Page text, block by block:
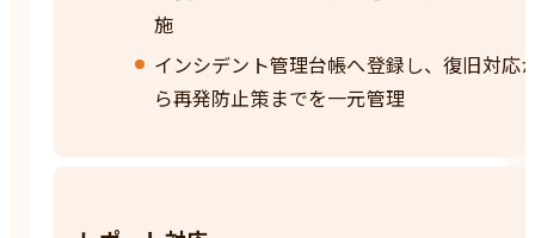
施
インシデント管理台帳へ登録し、復旧対応
ら再発防止策までを一元管理